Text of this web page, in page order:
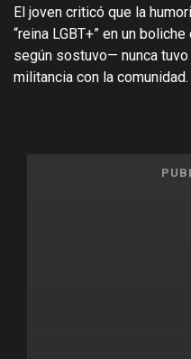
El joven criticó que la
“reina LGBT+” en un
según sostuvo— nunca
militancia con la comunidad.